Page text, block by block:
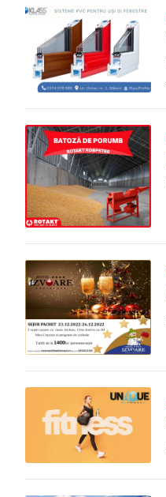
sofisticat pentru orice
eveniment. Indiferent…